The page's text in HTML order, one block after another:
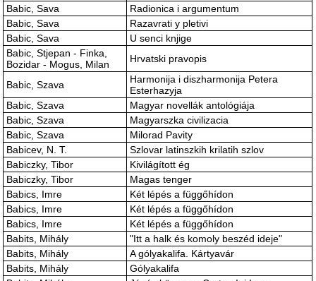
Babic, Sava
Radionica i argumentum
Babic, Sava
Razavrati y pletivi
Babic, Sava
U senci knjige
Babic, Stjepan - Finka,
Bozidar - Mogus, Milan
Hrvatski pravopis
Babic, Szava
Harmonija i diszharmonija Petera
Esterhazyja
Babic, Szava
Magyar novellák antológiája
Babic, Szava
Magyarszka civilizacia
Babic, Szava
Milorad Pavity
Babicev, N. T.
Szlovar latinszkih krilatih szlov
Babiczky, Tibor
Kivilágított ég
Babiczky, Tibor
Magas tenger
Babics, Imre
Két lépés a függőhídon
Babics, Imre
Két lépés a függőhídon
Babics, Imre
Két lépés a függőhídon
Babits, Mihály
"Itt a halk és komoly beszéd ideje"
Babits, Mihály
A gólyakalifa. Kártyavár
Babits, Mihály
Gólyakalifa